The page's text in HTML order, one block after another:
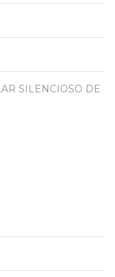
SILENCIOSO DE